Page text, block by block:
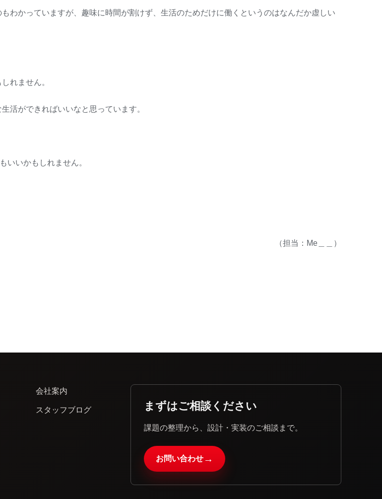
わかっていますが、趣味に時間が割けず、生活のためだけに働くというのはなんだか虚しい
れません。
活ができればいいなと思っています。
いいかもしれません。
（担当：Me＿＿）
会社案内
スタッフブログ まずはご相談ください
課題の整理から、設計・実装のご相談まで。
お問い合わせ →